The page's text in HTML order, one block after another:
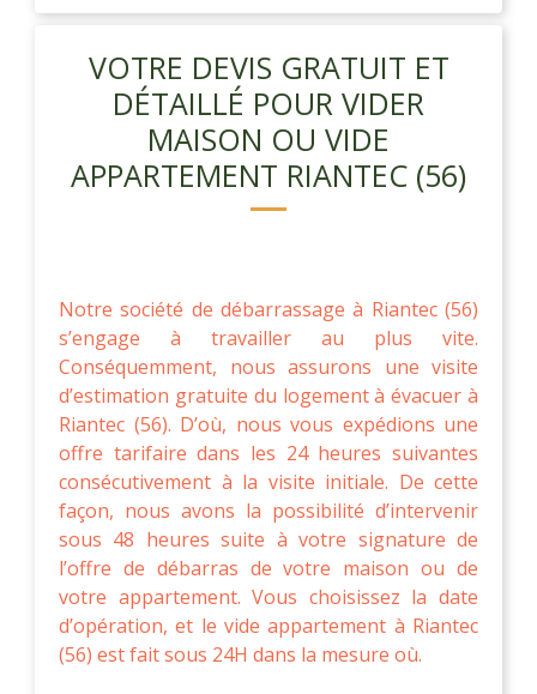
VOTRE DEVIS GRATUIT ET
DÉTAILLÉ POUR VIDER
MAISON OU VIDE
APPARTEMENT RIANTEC (56)
Notre société de débarrassage à Riantec (56)
s’engage à travailler au plus vite.
Conséquemment, nous assurons une visite
d’estimation gratuite du logement à évacuer à
Riantec (56). D’où, nous vous expédions une
offre tarifaire dans les 24 heures suivantes
consécutivement à la visite initiale. De cette
façon, nous avons la possibilité d’intervenir
sous 48 heures suite à votre signature de
l’offre de débarras de votre maison ou de
votre appartement. Vous choisissez la date
d’opération, et le vide appartement à Riantec
(56) est fait sous 24H dans la mesure où.